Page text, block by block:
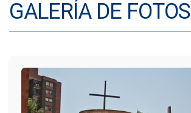
GALERÍA DE FOTOS
Centros
BIBLIOTECA
Consultorio Juridico